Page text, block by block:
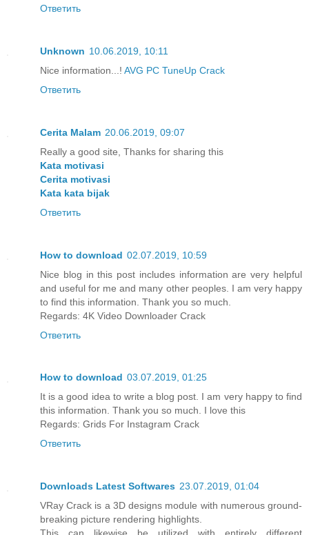
Ответить
Unknown 10.06.2019, 10:11
Nice information...! AVG PC TuneUp Crack
Ответить
Cerita Malam 20.06.2019, 09:07
Really a good site, Thanks for sharing this
Kata motivasi
Cerita motivasi
Kata kata bijak
Ответить
How to download 02.07.2019, 10:59
Nice blog in this post includes information are very helpful
and useful for me and many other peoples. I am very happy
to find this information. Thank you so much.
Regards: 4K Video Downloader Crack
Ответить
How to download 03.07.2019, 01:25
It is a good idea to write a blog post. I am very happy to find
this information. Thank you so much. I love this
Regards: Grids For Instagram Crack
Ответить
Downloads Latest Softwares 23.07.2019, 01:04
VRay Crack is a 3D designs module with numerous ground-
breaking picture rendering highlights.